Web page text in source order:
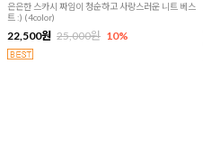
은은한 스카시 짜임이 청순하고 사랑스러운 니트 베스
트 :) (4color)
22,500원 25,000원 10%